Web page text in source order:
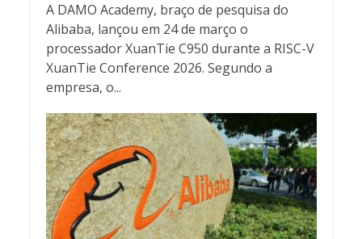
A DAMO Academy, braço de pesquisa do
Alibaba, lançou em 24 de março o
processador XuanTie C950 durante a RISC-V
XuanTie Conference 2026. Segundo a
empresa, o...